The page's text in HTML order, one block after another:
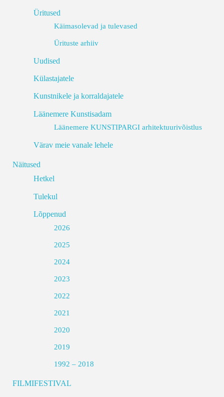
Üritused
Käimasolevad ja tulevased
Ürituste arhiiv
Uudised
Külastajatele
Kunstnikele ja korraldajatele
Läänemere Kunstisadam
Läänemere KUNSTIPARGI arhitektuurivõistlus
Värav meie vanale lehele
Näitused
Hetkel
Tulekul
Lõppenud
2026
2025
2024
2023
2022
2021
2020
2019
1992 – 2018
FILMIFESTIVAL